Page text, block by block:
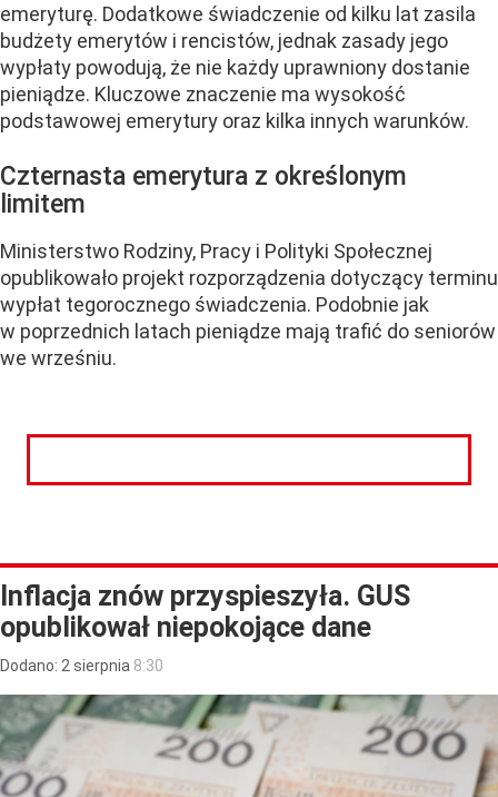
emeryturę. Dodatkowe świadczenie od kilku lat zasila
budżety emerytów i rencistów, jednak zasady jego
wypłaty powodują, że nie każdy uprawniony dostanie
pieniądze. Kluczowe znaczenie ma wysokość
podstawowej emerytury oraz kilka innych warunków.
Czternasta emerytura z określonym
limitem
Ministerstwo Rodziny, Pracy i Polityki Społecznej
opublikowało projekt rozporządzenia dotyczący terminu
wypłat tegorocznego świadczenia. Podobnie jak
w poprzednich latach pieniądze mają trafić do seniorów
we wrześniu.
Inflacja znów przyspieszyła. GUS
opublikował niepokojące dane
Dodano: 2 sierpnia 8:30